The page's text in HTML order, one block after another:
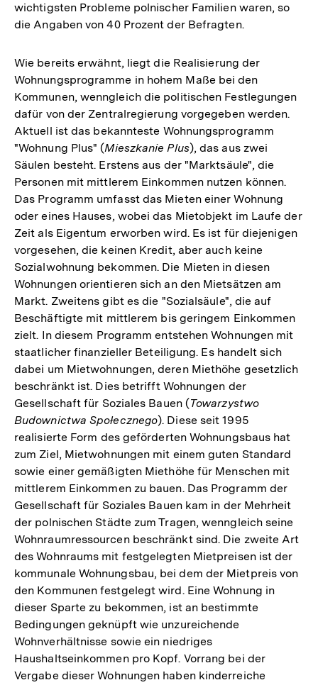
wichtigsten Probleme polnischer Familien waren, so
die Angaben von 40 Prozent der Befragten.
Wie bereits erwähnt, liegt die Realisierung der
Wohnungsprogramme in hohem Maße bei den
Kommunen, wenngleich die politischen Festlegungen
dafür von der Zentralregierung vorgegeben werden.
Aktuell ist das bekannteste Wohnungsprogramm
"Wohnung Plus" (Mieszkanie Plus), das aus zwei
Säulen besteht. Erstens aus der "Marktsäule", die
Personen mit mittlerem Einkommen nutzen können.
Das Programm umfasst das Mieten einer Wohnung
oder eines Hauses, wobei das Mietobjekt im Laufe der
Zeit als Eigentum erworben wird. Es ist für diejenigen
vorgesehen, die keinen Kredit, aber auch keine
Sozialwohnung bekommen. Die Mieten in diesen
Wohnungen orientieren sich an den Mietsätzen am
Markt. Zweitens gibt es die "Sozialsäule", die auf
Beschäftigte mit mittlerem bis geringem Einkommen
zielt. In diesem Programm entstehen Wohnungen mit
staatlicher finanzieller Beteiligung. Es handelt sich
dabei um Mietwohnungen, deren Miethöhe gesetzlich
beschränkt ist. Dies betrifft Wohnungen der
Gesellschaft für Soziales Bauen (Towarzystwo
Budownictwa Społecznego). Diese seit 1995
realisierte Form des geförderten Wohnungsbaus hat
zum Ziel, Mietwohnungen mit einem guten Standard
sowie einer gemäßigten Miethöhe für Menschen mit
mittlerem Einkommen zu bauen. Das Programm der
Gesellschaft für Soziales Bauen kam in der Mehrheit
der polnischen Städte zum Tragen, wenngleich seine
Wohnraumressourcen beschränkt sind. Die zweite Art
des Wohnraums mit festgelegten Mietpreisen ist der
kommunale Wohnungsbau, bei dem der Mietpreis von
den Kommunen festgelegt wird. Eine Wohnung in
dieser Sparte zu bekommen, ist an bestimmte
Bedingungen geknüpft wie unzureichende
Wohnverhältnisse sowie ein niedriges
Haushaltseinkommen pro Kopf. Vorrang bei der
Vergabe dieser Wohnungen haben kinderreiche